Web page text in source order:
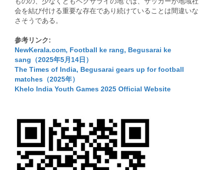
会を結び付ける重要な存在であり続けていることは間違いな
さそうである。
参考リンク:
NewKerala.com, Football ke rang, Begusarai ke
sang（2025年5月14日）
The Times of India, Begusarai gears up for football
matches（2025年）
Khelo India Youth Games 2025 Official Website